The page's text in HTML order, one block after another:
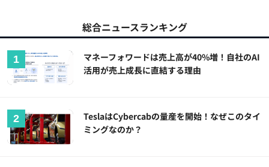
総合ニュースランキング
マネーフォワードは売上高が40%増！自社のAI
活用が売上成長に直結する理由
TeslaはCybercabの量産を開始！なぜこのタイ
ミングなのか？